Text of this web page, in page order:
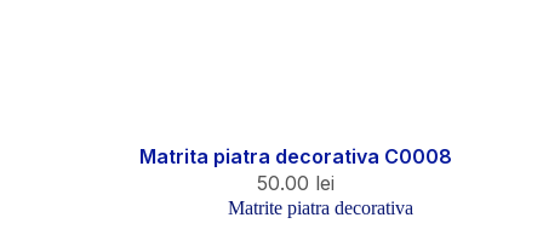
Matrita piatra decorativa C0008
50.00 lei
Matrite piatra decorativa